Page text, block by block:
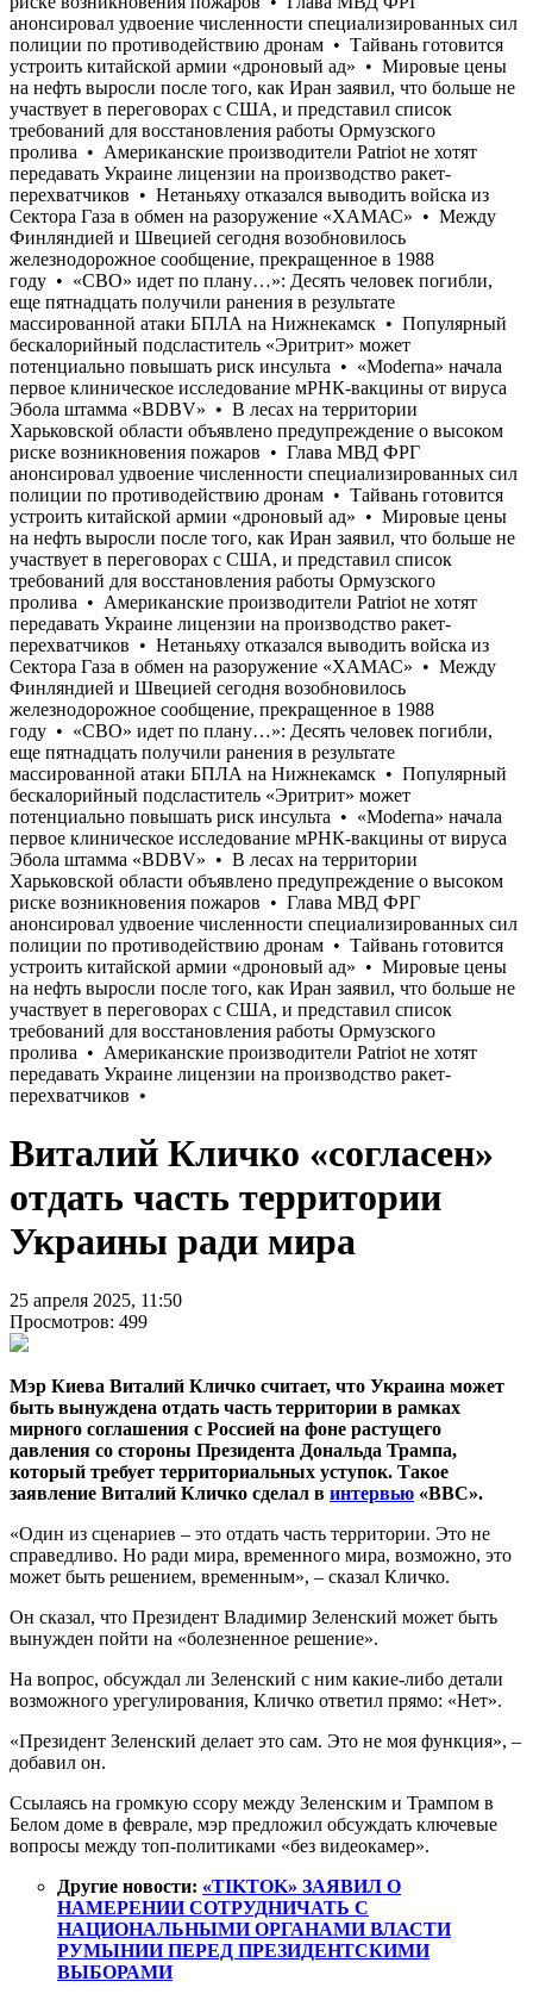
Виталий Кличко «согласен»
отдать часть территории
Украины ради мира
25 апреля 2025, 11:50
Просмотров: 499
Мэр Киева Виталий Кличко считает, что Украина может
быть вынуждена отдать часть территории в рамках
мирного соглашения с Россией на фоне растущего
давления со стороны Президента Дональда Трампа,
который требует территориальных уступок. Такое
заявление Виталий Кличко сделал в интервью «BBC».
«Один из сценариев – это отдать часть территории. Это не
справедливо. Но ради мира, временного мира, возможно, это
может быть решением, временным», – сказал Кличко.
Он сказал, что Президент Владимир Зеленский может быть
вынужден пойти на «болезненное решение».
На вопрос, обсуждал ли Зеленский с ним какие-либо детали
возможного урегулирования, Кличко ответил прямо: «Нет».
«Президент Зеленский делает это сам. Это не моя функция», –
добавил он.
Ссылаясь на громкую ссору между Зеленским и Трампом в
Белом доме в феврале, мэр предложил обсуждать ключевые
вопросы между топ-политиками «без видеокамер».
Другие новости: «TIKTOK» ЗАЯВИЛ О
НАМЕРЕНИИ СОТРУДНИЧАТЬ С
НАЦИОНАЛЬНЫМИ ОРГАНАМИ ВЛАСТИ
РУМЫНИИ ПЕРЕД ПРЕЗИДЕНТСКИМИ
ВЫБОРАМИ